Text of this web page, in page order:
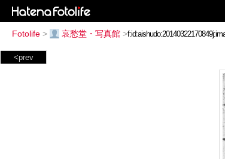
Fotolife > 哀愁堂・写真館 >
<prev